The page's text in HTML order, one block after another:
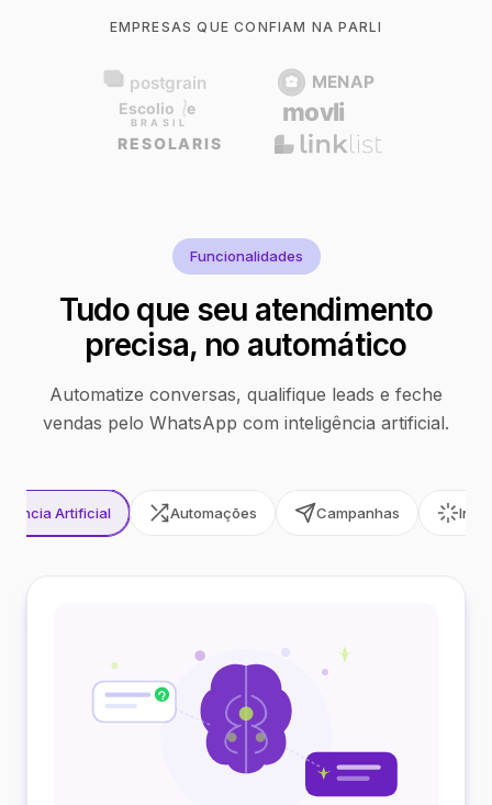
EMPRESAS QUE CONFIAM NA PARLI
Funcionalidades
Tudo que seu atendimento
precisa, no automático
Automatize conversas, qualifique leads e feche
vendas pelo WhatsApp com inteligência artificial.
Artificial Automações Campanhas